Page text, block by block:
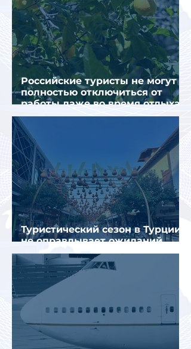
Российские туристы не могут
полностью отключиться от
работы даже во время отдыха
в Турции
Туристический сезон в Турции
не оправдывает ожиданий
отрасли